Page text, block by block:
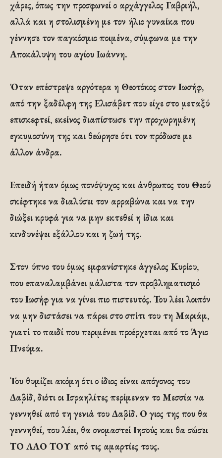
χάρες, όπως την προσφωνεί ο αρχάγγελος Γαβριήλ,
αλλά και η στολισμένη με τον ήλιο γυναίκα που
γέννησε τον παγκόσμιο ποιμένα, σύμφωνα με την
Αποκάλυψη του αγίου Ιωάννη.
Όταν επέστρεψε αργότερα η Θεοτόκος στον Ιωσήφ,
από την ξαδέλφη της Ελισάβετ που είχε στο μεταξύ
επισκεφτεί, εκείνος διαπίστωσε την προχωρημένη
εγκυμοσύνη της και θεώρησε ότι τον πρόδωσε με
άλλον άνδρα.
Επειδή ήταν όμως πονόψυχος και άνθρωπος του Θεού
σκέφτηκε να διαλύσει τον αρραβώνα και να την
διώξει κρυφά για να μην εκτεθεί η ίδια και
κινδυνέψει εξάλλου και η ζωή της.
Στον ύπνο του όμως εμφανίστηκε άγγελος Κυρίου,
που επαναλαμβάνει μάλιστα τον προβληματισμό
του Ιωσήφ για να γίνει πιο πιστευτός. Του λέει λοιπόν
να μην διστάσει να πάρει στο σπίτι του τη Μαριάμ,
γιατί το παιδί που περιμένει προέρχεται από το Άγιο
Πνεύμα.
Του θυμίζει ακόμη ότι ο ίδιος είναι απόγονος του
Δαβίδ, διότι οι Ισραηλίτες περίμεναν το Μεσσία να
γεννηθεί από τη γενιά του Δαβίδ. Ο γιος της που θα
γεννηθεί, του λέει, θα ονομαστεί Ιησούς και θα σώσει
ΤΟ ΛΑΟ ΤΟΥ από τις αμαρτίες τους.